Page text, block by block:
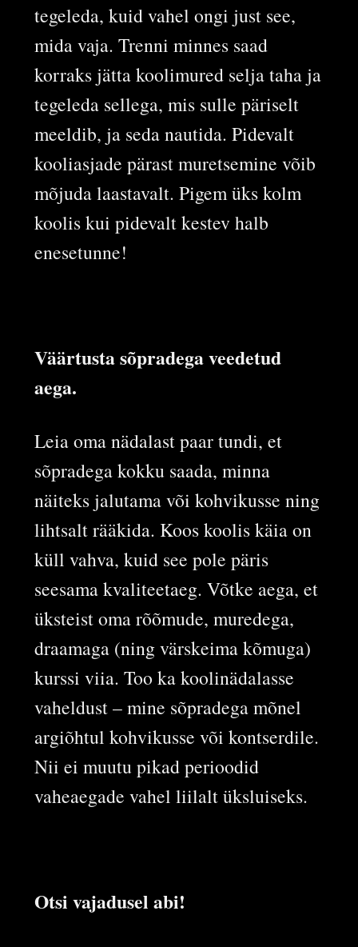
tegeleda, kuid vahel ongi just see,
mida vaja. Trenni minnes saad
korraks jätta koolimured selja taha ja
tegeleda sellega, mis sulle päriselt
meeldib, ja seda nautida. Pidevalt
kooliasjade pärast muretsemine võib
mõjuda laastavalt. Pigem üks kolm
koolis kui pidevalt kestev halb
enesetunne!
Väärtusta sõpradega veedetud
aega.
Leia oma nädalast paar tundi, et
sõpradega kokku saada, minna
näiteks jalutama või kohvikusse ning
lihtsalt rääkida. Koos koolis käia on
küll vahva, kuid see pole päris
seesama kvaliteetaeg. Võtke aega, et
üksteist oma rõõmude, muredega,
draamaga (ning värskeima kõmuga)
kurssi viia. Too ka koolinädalasse
vaheldust – mine sõpradega mõnel
argiõhtul kohvikusse või kontserdile.
Nii ei muutu pikad perioodid
vaheaegade vahel liilalt üksluiseks.
Otsi vajadusel abi!